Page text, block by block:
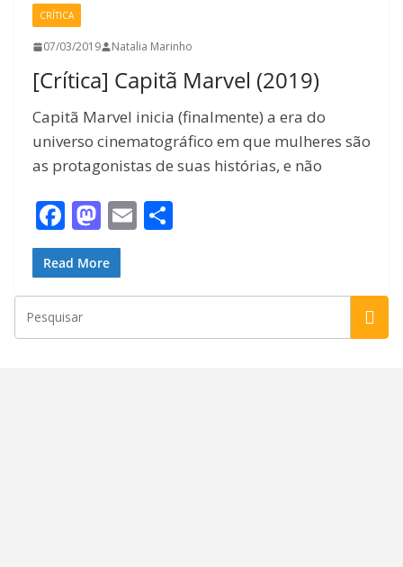
k
CRÍTICA
07/03/2019 Natalia Marinho
[Crítica] Capitã Marvel (2019)
Capitã Marvel inicia (finalmente) a era do
universo cinematográfico em que mulheres são
as protagonistas de suas histórias, e não
F
ac
e
b
o
M
as
to
d
o
E
m
l e
Read More